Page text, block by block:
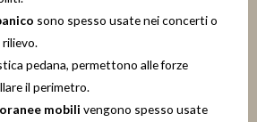
sono spesso usate nei concerti o
pedana, permettono alle forze
il perimetro.
mobili vengono spesso usate